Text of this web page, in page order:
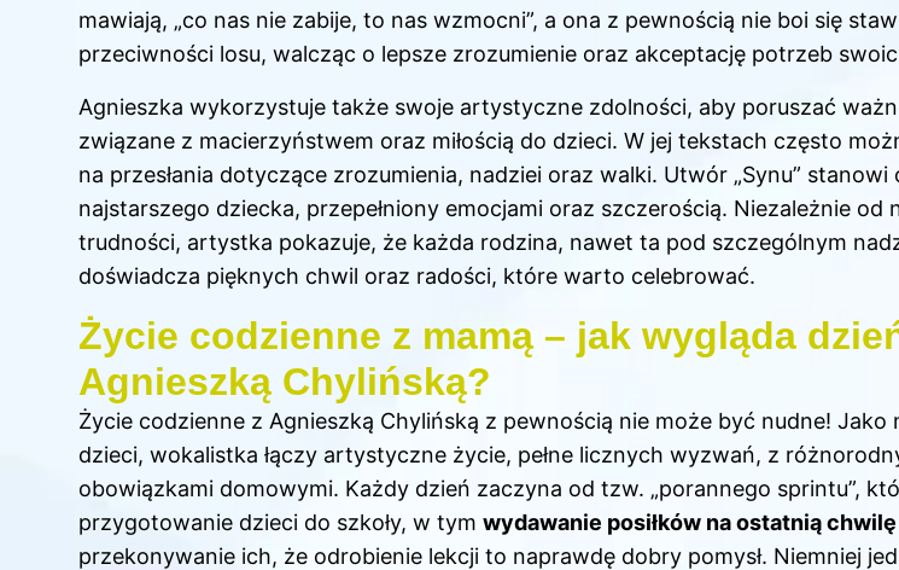
mawiają, „co nas nie zabije, to nas wzmocni”, a ona z pewnością nie boi się
przeciwności losu, walcząc o lepsze zrozumienie oraz akceptację potrzeb
Agnieszka wykorzystuje także swoje artystyczne zdolności, aby poruszać
związane z macierzyństwem oraz miłością do dzieci. W jej tekstach często
na przesłania dotyczące zrozumienia, nadziei oraz walki. Utwór „Synu” stanowi
najstarszego dziecka, przepełniony emocjami oraz szczerością. Niezależnie od
trudności, artystka pokazuje, że każda rodzina, nawet ta pod szczególnym
doświadcza pięknych chwil oraz radości, które warto celebrować.
Życie codzienne z mamą – jak wygląda
Agnieszką Chylińską?
Życie codzienne z Agnieszką Chylińską z pewnością nie może być nudne! Jako
dzieci, wokalistka łączy artystyczne życie, pełne licznych wyzwań, z
obowiązkami domowymi. Każdy dzień zaczyna od tzw. „porannego sprintu”,
przygotowanie dzieci do szkoły, w tym wydawanie posiłków na ostatnią chwilę
przekonywanie ich, że odrobienie lekcji to naprawdę dobry pomysł. Niemniej